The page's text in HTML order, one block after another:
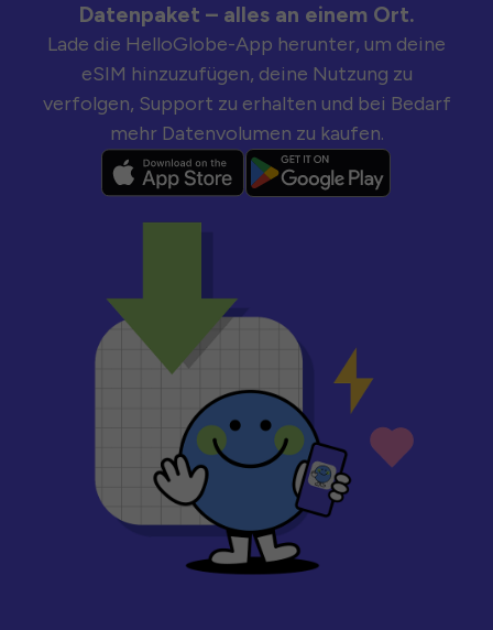
Datenpaket – alles an einem Ort.
Lade die HelloGlobe-App herunter, um deine
eSIM hinzuzufügen, deine Nutzung zu
verfolgen, Support zu erhalten und bei Bedarf
mehr Datenvolumen zu kaufen.